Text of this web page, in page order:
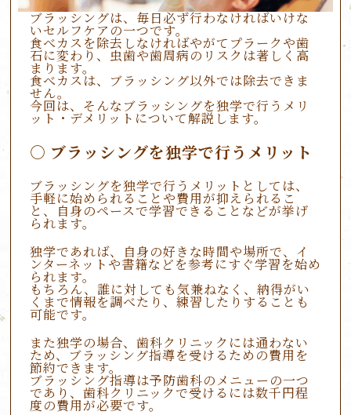
ブラッシングは、毎日必ず行わなければいけな
いセルフケアの一つです。
食べカスを除去しなければやがてプラークや歯
石に変わり、虫歯や歯周病のリスクは著しく高
まります。
食べカスは、ブラッシング以外では除去できま
せん。
今回は、そんなブラッシングを独学で行うメリ
ット・デメリットについて解説します。
ブラッシングを独学で行うメリット
ブラッシングを独学で行うメリットとしては、
手軽に始められることや費用が抑えられるこ
と、自身のペースで学習できることなどが挙げ
られます。
独学であれば、自身の好きな時間や場所で、イ
ンターネットや書籍などを参考にすぐ学習を始め
られます。
もちろん、誰に対しても気兼ねなく、納得がい
くまで情報を調べたり、練習したりすることも
可能です。
また独学の場合、歯科クリニックには通わない
ため、ブラッシング指導を受けるための費用を
節約できます。
ブラッシング指導は予防歯科のメニューの一つ
であり、歯科クリニックで受けるには数千円程
度の費用が必要です。